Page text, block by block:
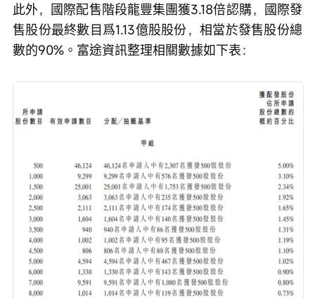
此外，國際配售階段龍豐集團獲3.18倍認購，國際發
售股份最終數目爲1.13億股股份，相當於發售股份總
數的90%。富途資訊整理相關數據如下表：